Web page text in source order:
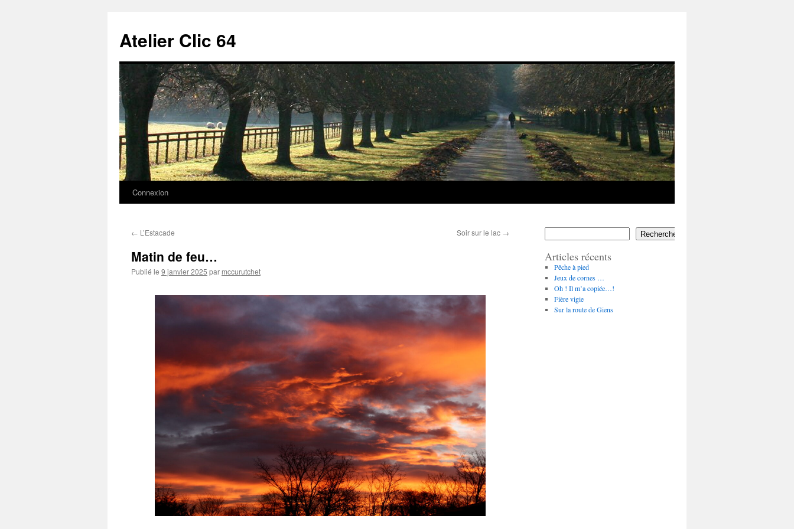
contenu
Atelier Clic 64
Connexion
← L’Estacade Soir sur le lac →
Matin de feu…
Publié le 9 janvier 2025 par mccurutchet
Rechercher
Articles récents
Pêche à pied
Jeux de cornes …
Oh ! Il m’a copiée…!
Fière vigie
Sur la route de Giens